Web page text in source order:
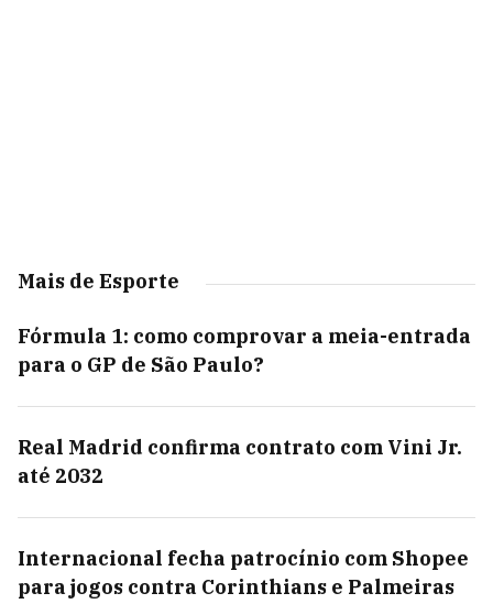
Mais de Esporte
Fórmula 1: como comprovar a meia-entrada
para o GP de São Paulo?
Real Madrid confirma contrato com Vini Jr.
até 2032
Internacional fecha patrocínio com Shopee
para jogos contra Corinthians e Palmeiras